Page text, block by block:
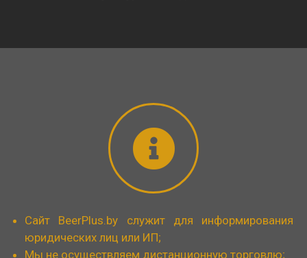
Сайт BeerPlus.by служит для информирования
юридических лиц или ИП;
Мы не осуществляем дистанционную торговлю;